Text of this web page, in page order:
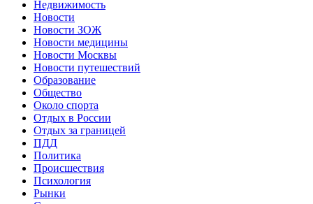
Недвижимость
Новости
Новости ЗОЖ
Новости медицины
Новости Москвы
Новости путешествий
Образование
Общество
Около спорта
Отдых в России
Отдых за границей
ПДД
Политика
Происшествия
Психология
Рынки